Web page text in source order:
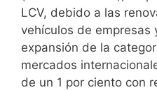
LCV, debido a las
vehículos de empresas
expansión de la
mercados
de un 1 por ciento con